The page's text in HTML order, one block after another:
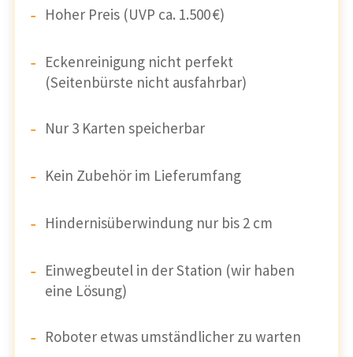
Hoher Preis (UVP ca. 1.500 €)
Eckenreinigung nicht perfekt
(Seitenbürste nicht ausfahrbar)
Nur 3 Karten speicherbar
Kein Zubehör im Lieferumfang
Hindernisüberwindung nur bis 2 cm
Einwegbeutel in der Station (wir haben
eine Lösung)
Roboter etwas umständlicher zu warten